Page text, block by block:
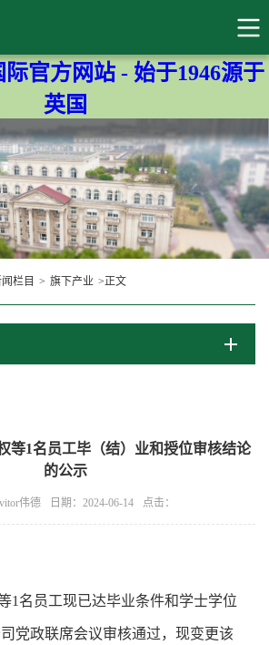
官方网站 - 始于1946源于
英国
栏目 > 旗下产业 >正文
等1名员工毕（结）业和授位审核结论
的公示
伟德 日期：2024-06-14 点击：
1 名员工现已达毕业条件和学士学位
党政联席会议审核通过，现变更该